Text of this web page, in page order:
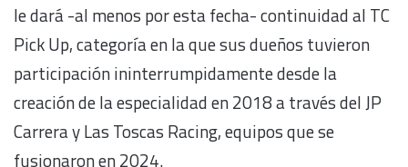
le dará -al menos por esta fecha- continuidad al TC
Pick Up, categoría en la que sus dueños tuvieron
participación ininterrumpidamente desde la
creación de la especialidad en 2018 a través del JP
Carrera y Las Toscas Racing, equipos que se
fusionaron en 2024.